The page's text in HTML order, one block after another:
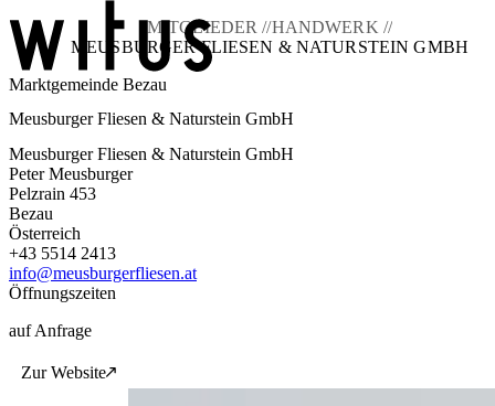
Blog
Über uns
Projekte
Mitglieder
Service
Kontakt
MITGLIEDER //HANDWERK //
MEUSBURGER FLIESEN & NATURSTEIN GMBH
Marktgemeinde Bezau
Meusburger Fliesen & Naturstein GmbH
Meusburger Fliesen & Naturstein GmbH
Peter Meusburger
Pelzrain 453
Bezau
Österreich
+43 5514 2413
info@meusburgerfliesen.at
Öffnungszeiten
auf Anfrage
Zur Website